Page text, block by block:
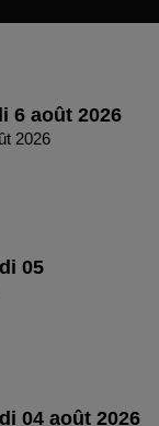
6 août 2026
2026
05
04 août 2026